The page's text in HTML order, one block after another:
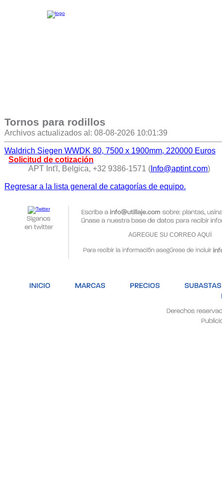
Tornos para rodillos
Archivos actualizados al: 08-08-2026 10:01:39
Waldrich Siegen WWDK 80, 7500 x 1900mm, 220000 Euros
Solicitud de cotización
APT Int'l, Belgica, +32 9386-1571 (Info@aptint.com)
Regresar a la lista general de catagorías de equipo.